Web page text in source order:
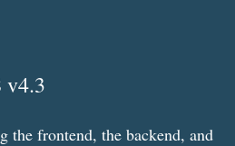
v4.3
the frontend, the backend, and